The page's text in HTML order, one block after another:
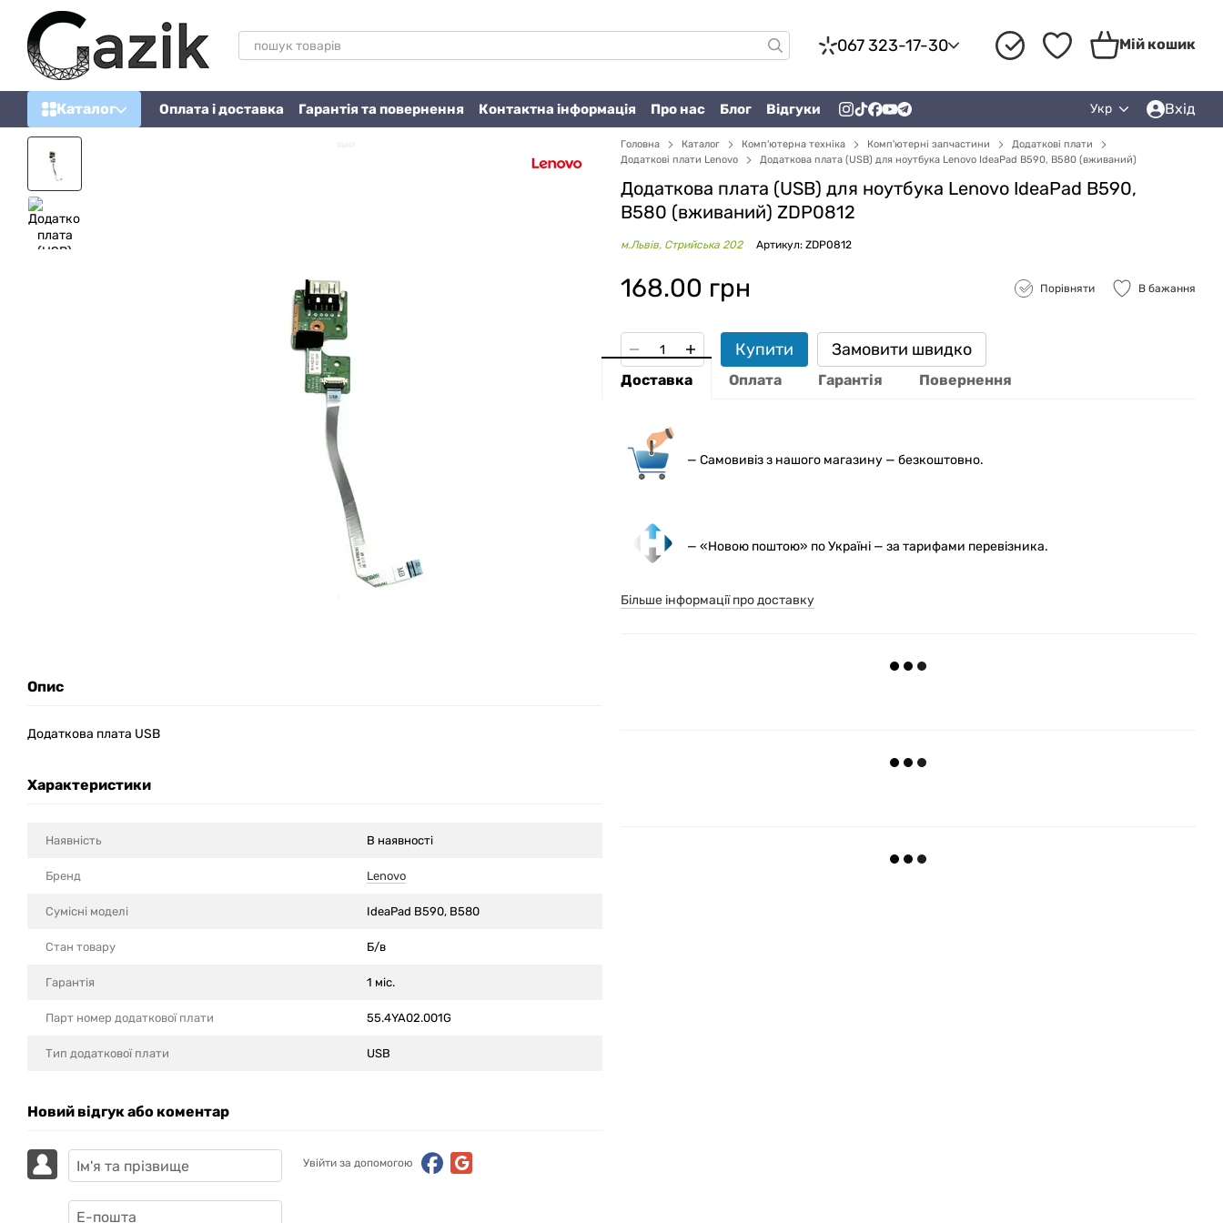
Перейти до основного контенту
067 323-17-30 Мій кошик
Каталог Оплата і доставка Гарантія та повернення Контактна інформація Про нас Блог Відгуки Укр Вхід
Опис
Додаткова плата USB
Характеристики
Наявність В наявності
Бренд Lenovo
Сумісні моделi IdeaPad B590, B580
Стан товару Б/в
Гарантія 1 міс.
Парт номер додаткової плати 55.4YA02.001G
Тип додаткової плати USB
Новий відгук або коментар
Увійти за допомогою
Головна Каталог Комп'ютерна техніка Комп'ютерні запчастини
Додаткові плати
Додаткові плати Lenovo
Додаткова плата (USB) для ноутбука Lenovo IdeaPad B590, B580 (вживаний)
Додаткова плата (USB) для ноутбука Lenovo IdeaPad B590,
B580 (вживаний) ZDP0812
м.Львів, Стрийська 202 Артикул: ZDP0812
168.00 грн Порівняти В бажання
Купити Замовити швидко
Доставка Оплата Гарантія Повернення
— Самовивіз з нашого магазину — безкоштовно.
— «Новою поштою» по Україні — за тарифами перевізника.
Більше інформації про доставку